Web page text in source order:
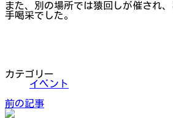
また、別の場所では猿回しが催され
手喝采でした。
カテゴリー
イベント
前の記事